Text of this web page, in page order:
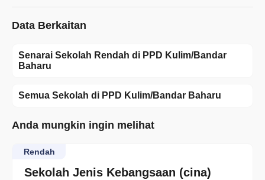
Data Berkaitan
Senarai Sekolah Rendah di PPD Kulim/Bandar
Baharu
Semua Sekolah di PPD Kulim/Bandar Baharu
Anda mungkin ingin melihat
Sekolah Jenis Kebangsaan (cina)
Rendah